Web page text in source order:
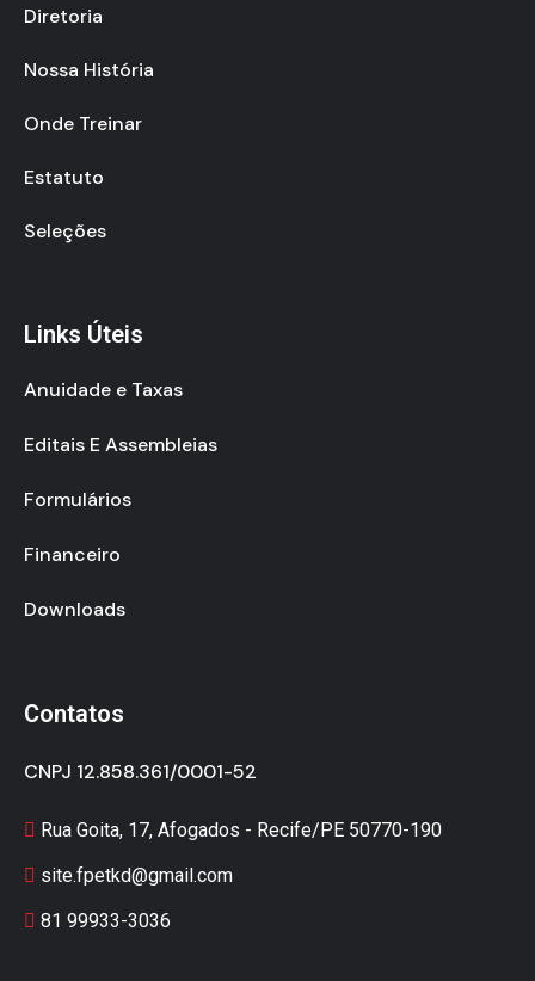
Diretoria
Nossa História
Onde Treinar
Estatuto
Seleções
Links Úteis
Anuidade e Taxas
Editais E Assembleias
Formulários
Financeiro
Downloads
Contatos
CNPJ 12.858.361/0001-52
Rua Goita, 17, Afogados - Recife/PE 50770-190
site.fpetkd@gmail.com
81 99933-3036